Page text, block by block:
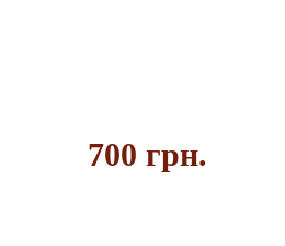
700 грн.